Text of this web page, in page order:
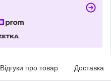
Відгуки про товар Доставка